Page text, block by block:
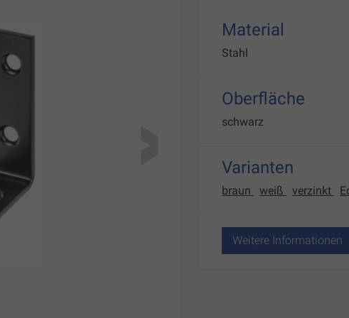
Material
Stahl
Oberfläche
schwarz
Varianten
braun weiß verzinkt
Weitere Informationen